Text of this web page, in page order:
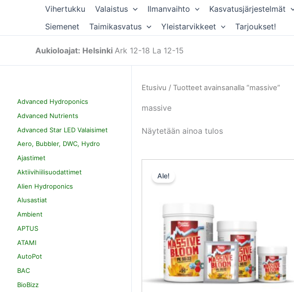
Vihertukku Valaistus Ilmanvaihto Kasvatusjärjestelmät
Siemenet
Taimikasvatus Yleistarvikkeet Tarjoukset!
Aukioloajat: Helsinki Ark 12-18 La 12-15
Advanced Hydroponics
Advanced Nutrients
Advanced Star LED Valaisimet
Aero, Bubbler, DWC, Hydro
Ajastimet
Aktiivihiilisuodattimet
Alien Hydroponics
Alusastiat
Ambient
APTUS
ATAMI
AutoPot
BAC
BioBizz
Etusivu / Tuotteet avainsanalla “massive”
massive
Näytetään ainoa tulos
Ale!